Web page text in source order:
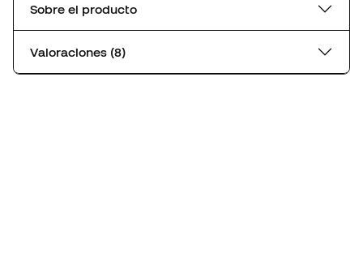
Sobre el producto
Valoraciones (8)